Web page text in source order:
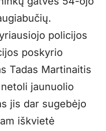
policijos
poskyrio
Tadas Martinaitis
jaunuolio
jis dar sugebėjo
iškvietė